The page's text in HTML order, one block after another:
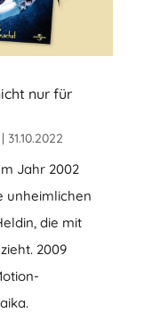
nur für
| 31.10.2022
Jahr 2002
unheimlichen
die mit
2009